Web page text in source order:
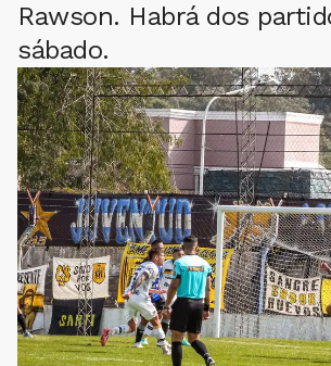
Rawson. Habrá dos
sábado.